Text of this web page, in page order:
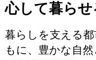
心して暮ら
暮らしを支える
もに、豊かな自